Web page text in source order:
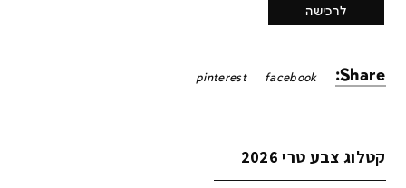
לרכישה
Share:
facebook
pinterest
קטלוג צבע טרי 2026